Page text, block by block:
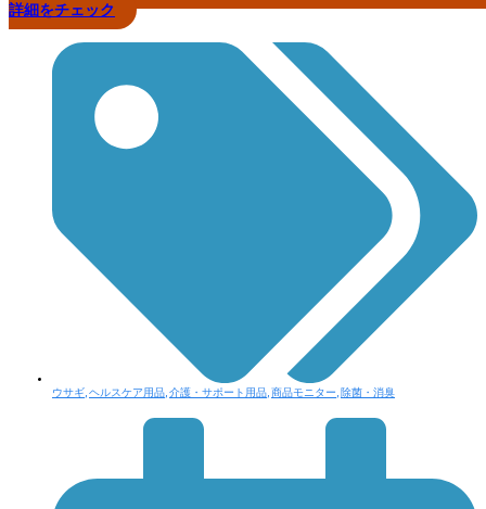
詳細をチェック
ウサギ ヘルスケア用品 介護・サポート用品 商品モニター 除菌・消臭